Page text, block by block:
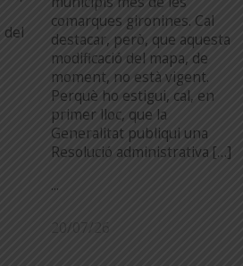
del
comarques gironines. Cal
destacar, però, que aquesta
modificació del mapa, de
moment, no està vigent.
Perquè ho estigui, cal, en
primer lloc, que la
Generalitat publiqui una
Resolució administrativa […]
...
20/07/26